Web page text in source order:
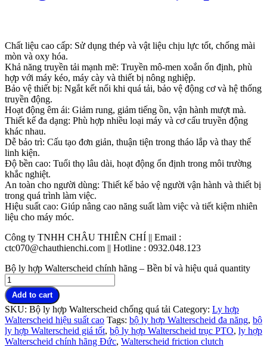
Chất liệu cao cấp: Sử dụng thép và vật liệu chịu lực tốt, chống mài
mòn và oxy hóa.
Khả năng truyền tải mạnh mẽ: Truyền mô-men xoắn ổn định, phù
hợp với máy kéo, máy cày và thiết bị nông nghiệp.
Bảo vệ thiết bị: Ngắt kết nối khi quá tải, bảo vệ động cơ và hệ thống
truyền động.
Hoạt động êm ái: Giảm rung, giảm tiếng ồn, vận hành mượt mà.
Thiết kế đa dạng: Phù hợp nhiều loại máy và cơ cấu truyền động
khác nhau.
Dễ bảo trì: Cấu tạo đơn giản, thuận tiện trong tháo lắp và thay thế
linh kiện.
Độ bền cao: Tuổi thọ lâu dài, hoạt động ổn định trong môi trường
khắc nghiệt.
An toàn cho người dùng: Thiết kế bảo vệ người vận hành và thiết bị
trong quá trình làm việc.
Hiệu suất cao: Giúp nâng cao năng suất làm việc và tiết kiệm nhiên
liệu cho máy móc.
Công ty TNHH CHÂU THIÊN CHÍ || Email :
ctc070@chauthienchi.com || Hotline : 0932.048.123
Bộ ly hợp Walterscheid chính hãng – Bền bỉ và hiệu quả quantity
Add to cart
SKU: Bộ ly hợp Walterscheid chống quá tải Category: Ly hợp
Walterscheid hiệu suất cao Tags: bộ ly hợp Walterscheid đa năng, bộ
ly hợp Walterscheid giá tốt, bộ ly hợp Walterscheid trục PTO, ly hợp
Walterscheid chính hãng Đức, Walterscheid friction clutch